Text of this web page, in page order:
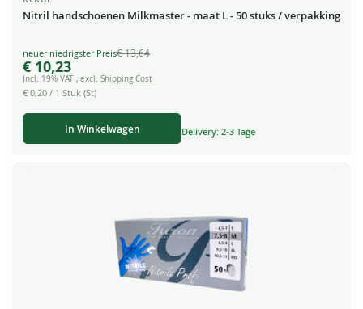
Nitril handschoenen Milkmaster - maat L - 50 stuks / verpakking
Special
Price
€ 10,23
€ 13,64
Incl. 19% VAT , excl. Shipping Cost
€ 0,20 / 1 Stuk (St)
In Winkelwagen Delivery: 2-3 Tage